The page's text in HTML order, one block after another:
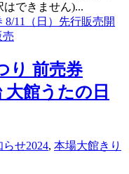
はできません)...
り 前売券
大館うたの日
らせ2024, 本場大館きり